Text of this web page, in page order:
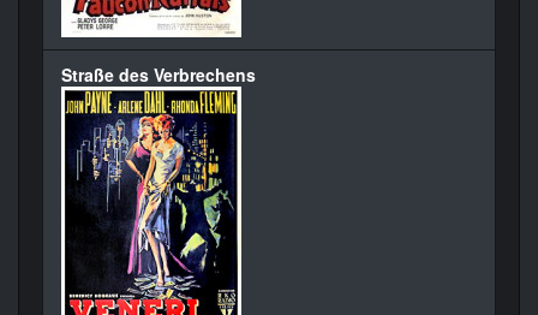
Straße des Verbrechens